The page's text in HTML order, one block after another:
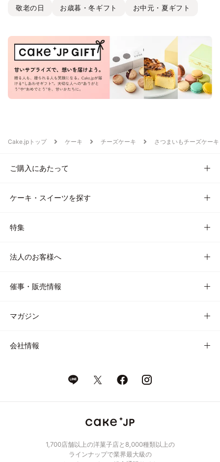
敬老の日 お歳暮・冬ギフト お中元・夏ギフト
Cake.jpトップ ケーキ チーズケーキ さつまいもチーズケーキ
ご購入にあたって
ケーキ・スイーツを探す
特集
法人のお客様へ
催事・販売情報
マガジン
会社情報
1,700店舗以上の洋菓子店と8,000種類以上の
ラインナップで業界最大級の